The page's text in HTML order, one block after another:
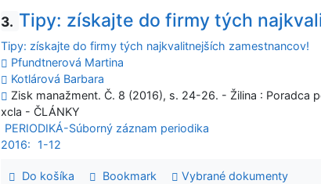
3. Tipy: získajte do firmy tých
Tipy: získajte do firmy tých najkvalitnejších zamestnancov!
Pfundtnerová Martina
Kotlárová Barbara
Zisk manažment. Č. 8 (2016), s. 24-26. - Žilina : Poradca
xcla - ČLÁNKY
PERIODIKÁ-Súborný záznam periodika
2016:
1-12
Do košíka Bookmark Vybrané dokumenty